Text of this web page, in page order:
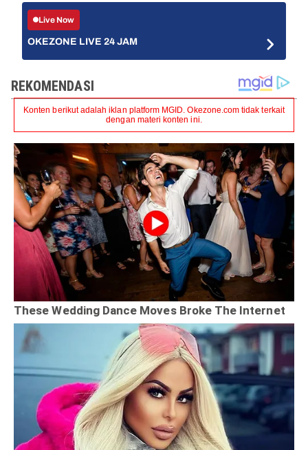
Live Now
OKEZONE LIVE 24 JAM